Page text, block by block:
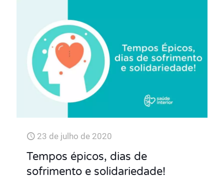
23 de julho de 2020
Tempos épicos, dias de
sofrimento e solidariedade!